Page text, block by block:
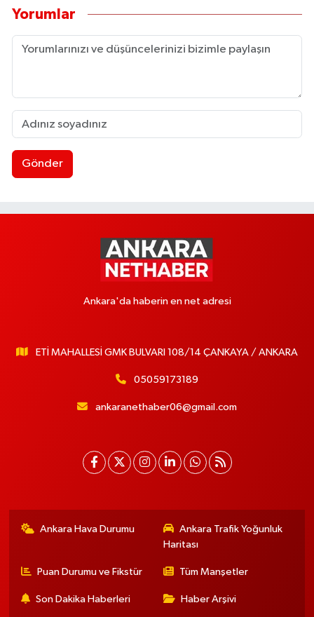
Yorumlar
Gönder
Ankara'da haberin en net adresi
ETİ MAHALLESİ GMK BULVARI 108/14 ÇANKAYA / ANKARA
05059173189
ankaranethaber06@gmail.com
Ankara Hava Durumu
Ankara Trafik Yoğunluk
Haritası
Puan Durumu ve Fikstür Tüm Manşetler
Son Dakika Haberleri Haber Arşivi